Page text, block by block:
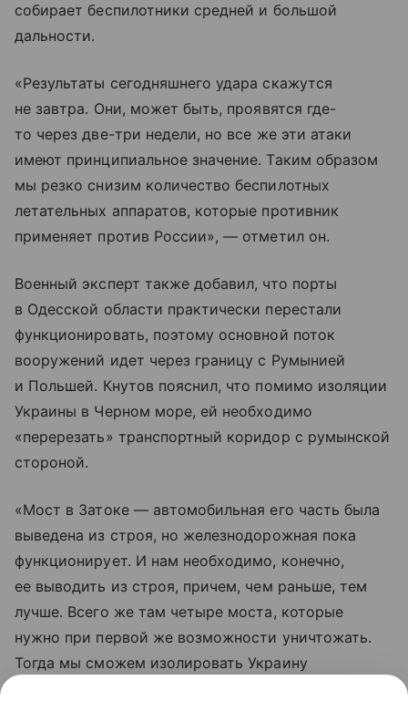
собирает беспилотники средней и большой
дальности.
«Результаты сегодняшнего удара скажутся
не завтра. Они, может быть, проявятся где-
то через две-три недели, но все же эти атаки
имеют принципиальное значение. Таким образом
мы резко снизим количество беспилотных
летательных аппаратов, которые противник
применяет против России», — отметил он.
Военный эксперт также добавил, что порты
в Одесской области практически перестали
функционировать, поэтому основной поток
вооружений идет через границу с Румынией
и Польшей. Кнутов пояснил, что помимо изоляции
Украины в Черном море, ей необходимо
«перерезать» транспортный коридор с румынской
стороной.
«Мост в Затоке — автомобильная его часть была
выведена из строя, но железнодорожная пока
функционирует. И нам необходимо, конечно,
ее выводить из строя, причем, чем раньше, тем
лучше. Всего же там четыре моста, которые
нужно при первой же возможности уничтожать.
Тогда мы сможем изолировать Украину